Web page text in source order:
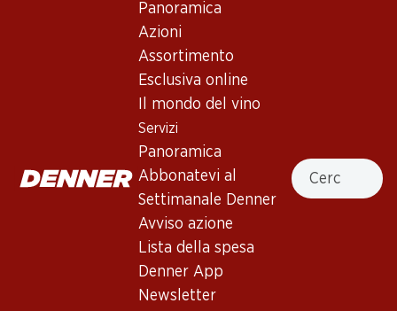
Panoramica
Azioni
Assortimento
Esclusiva online
Il mondo del vino
Servizi
Panoramica
Abbonatevi al
Settimanale Denner
Avviso azione
Lista della spesa
Denner App
Newsletter
Cercare
Fronte Retro
Colli Morenici Amarone della
Valpolicella DOCG Classico
Veneto
Rosso rubino intenso con bordi granati. Al naso, note
complesse di cacao, spezie dolci, ciliegie marinate, un po’ di
Tannini equilibrati, corposo e potente al palato con un finale